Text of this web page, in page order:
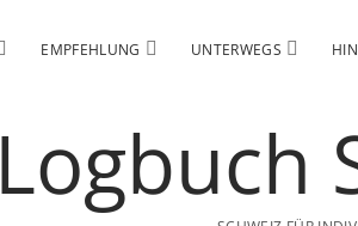
EMPFEHLUNG Menü UNTERWEGS Menü